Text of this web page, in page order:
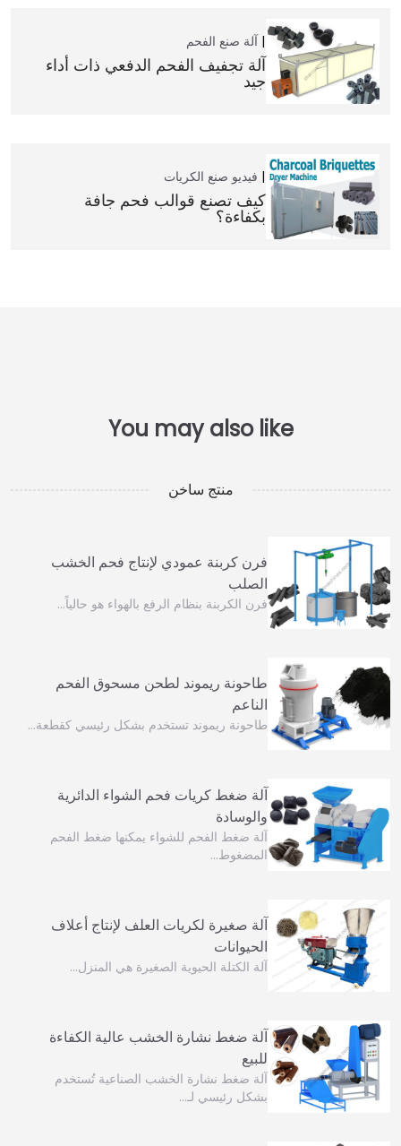
آلة صنع الفحم
آلة تجفيف الفحم الدفعي ذات أداء
جيد
فيديو صنع الكريات
كيف تصنع قوالب فحم جافة
بكفاءة؟
منتج ساخن
فرن كربنة عمودي لإنتاج فحم الخشب
الصلب
فرن الكربنة بنظام الرفع بالهواء هو حالياً…
طاحونة ريموند لطحن مسحوق الفحم
الناعم
طاحونة ريموند تستخدم بشكل رئيسي كقطعة…
آلة ضغط كريات فحم الشواء الدائرية
والوسادة
آلة ضغط الفحم للشواء يمكنها ضغط الفحم
المضغوط…
آلة صغيرة لكريات العلف لإنتاج أعلاف
الحيوانات
آلة الكتلة الحيوية الصغيرة هي المنزل…
آلة ضغط نشارة الخشب عالية الكفاءة
للبيع
آلة ضغط نشارة الخشب الصناعية تُستخدم
بشكل رئيسي لـ…